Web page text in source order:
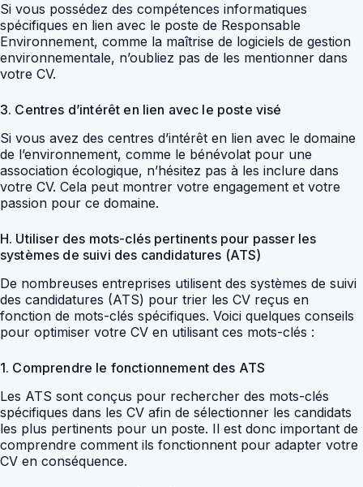
Si vous possédez des compétences informatiques
spécifiques en lien avec le poste de Responsable
Environnement, comme la maîtrise de logiciels de gestion
environnementale, n’oubliez pas de les mentionner dans
votre CV.
3. Centres d’intérêt en lien avec le poste visé
Si vous avez des centres d’intérêt en lien avec le domaine
de l’environnement, comme le bénévolat pour une
association écologique, n’hésitez pas à les inclure dans
votre CV. Cela peut montrer votre engagement et votre
passion pour ce domaine.
H. Utiliser des mots-clés pertinents pour passer les
systèmes de suivi des candidatures (ATS)
De nombreuses entreprises utilisent des systèmes de suivi
des candidatures (ATS) pour trier les CV reçus en
fonction de mots-clés spécifiques. Voici quelques conseils
pour optimiser votre CV en utilisant ces mots-clés :
1. Comprendre le fonctionnement des ATS
Les ATS sont conçus pour rechercher des mots-clés
spécifiques dans les CV afin de sélectionner les candidats
les plus pertinents pour un poste. Il est donc important de
comprendre comment ils fonctionnent pour adapter votre
CV en conséquence.